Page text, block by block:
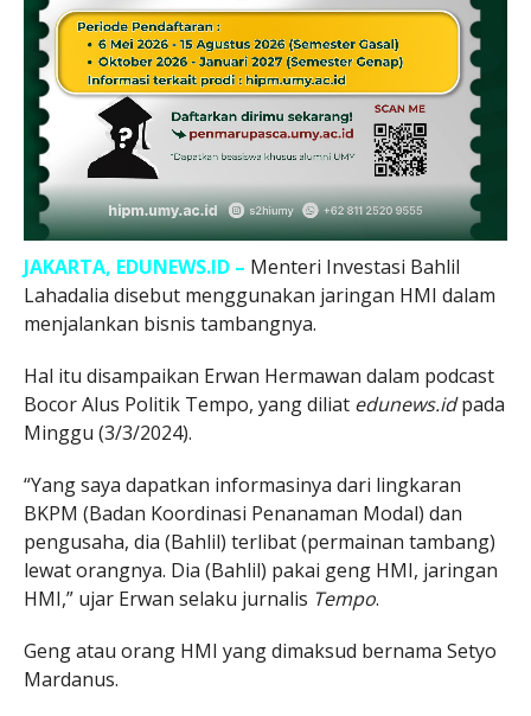
JAKARTA, EDUNEWS.ID – Menteri Investasi Bahlil
Lahadalia disebut menggunakan jaringan HMI dalam
menjalankan bisnis tambangnya.
Hal itu disampaikan Erwan Hermawan dalam podcast
Bocor Alus Politik Tempo, yang diliat edunews.idpada
Minggu (3/3/2024).
“Yang saya dapatkan informasinya dari lingkaran
BKPM (Badan Koordinasi Penanaman Modal) dan
pengusaha, dia (Bahlil) terlibat (permainan tambang)
lewat orangnya. Dia (Bahlil) pakai geng HMI, jaringan
HMI,” ujar Erwan selaku jurnalis Tempo.
Geng atau orang HMI yang dimaksud bernama Setyo
Mardanus.